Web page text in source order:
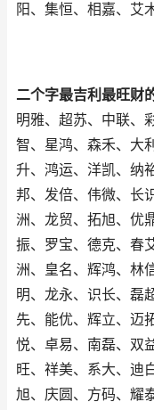
阳、集恒、相嘉、艾
二个字最吉利最旺财
明雅、超苏、中联、
智、星鸿、森禾、大
升、鸿运、洋凯、纳
邦、发倍、伟微、长
洲、龙贸、拓旭、优
振、罗宝、德克、春
洲、皇名、辉鸿、林
明、龙永、识长、磊
先、能优、辉立、迈
悦、卓易、南磊、双
旺、祥美、系大、迪
旭、庆圆、方码、耀